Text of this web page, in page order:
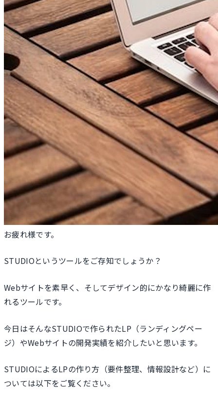
お疲れ様です。
STUDIOというツールをご存知でしょうか？
Webサイトを素早く、そしてデザイン的にかなり綺麗に作
れるツールです。
今日はそんなSTUDIOで作られたLP（ランディングペー
ジ）やWebサイトの開発実績を紹介したいと思います。
STUDIOによるLPの作り方（要件整理、情報設計など）に
ついては以下をご覧ください。